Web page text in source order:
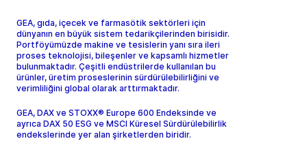
GEA, gıda, içecek ve farmasötik sektörleri için
dünyanın en büyük sistem tedarikçilerinden birisidir.
Portföyümüzde makine ve tesislerin yanı sıra ileri
proses teknolojisi, bileşenler ve kapsamlı hizmetler
bulunmaktadır. Çeşitli endüstrilerde kullanılan bu
ürünler, üretim proseslerinin sürdürülebilirliğini ve
verimliliğini global olarak arttırmaktadır.
GEA, DAX ve STOXX® Europe 600 Endeksinde ve
ayrıca DAX 50 ESG ve MSCI Küresel Sürdürülebilirlik
endekslerinde yer alan şirketlerden biridir.